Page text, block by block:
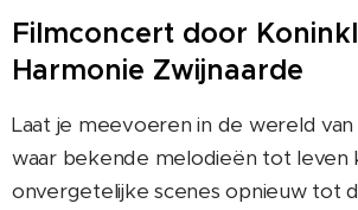
Filmconcert door
Harmonie Zwijnaarde
Laat je meevoeren in de wereld
waar bekende melodieën tot leven
onvergetelijke scenes opnieuw tot